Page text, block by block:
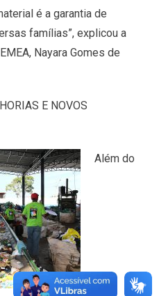
é a garantia de
famílias”, explicou a
Nayara Gomes de
E NOVOS
Além do